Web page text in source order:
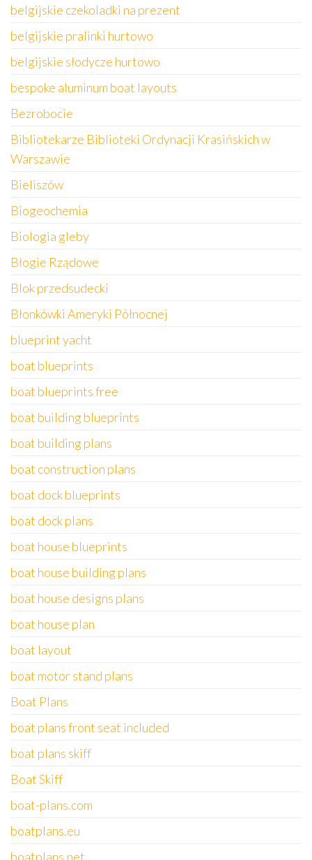
belgijskie czekoladki na prezent
belgijskie pralinki hurtowo
belgijskie słodycze hurtowo
bespoke aluminum boat layouts
Bezrobocie
Bibliotekarze Biblioteki Ordynacji Krasińskich w
Warszawie
Bieliszów
Biogeochemia
Biologia gleby
Błogie Rządowe
Blok przedsudecki
Błonkówki Ameryki Północnej
blueprint yacht
boat blueprints
boat blueprints free
boat building blueprints
boat building plans
boat construction plans
boat dock blueprints
boat dock plans
boat house blueprints
boat house building plans
boat house designs plans
boat house plan
boat layout
boat motor stand plans
Boat Plans
boat plans front seat included
boat plans skiff
Boat Skiff
boat-plans.com
boatplans.eu
boatplans.net